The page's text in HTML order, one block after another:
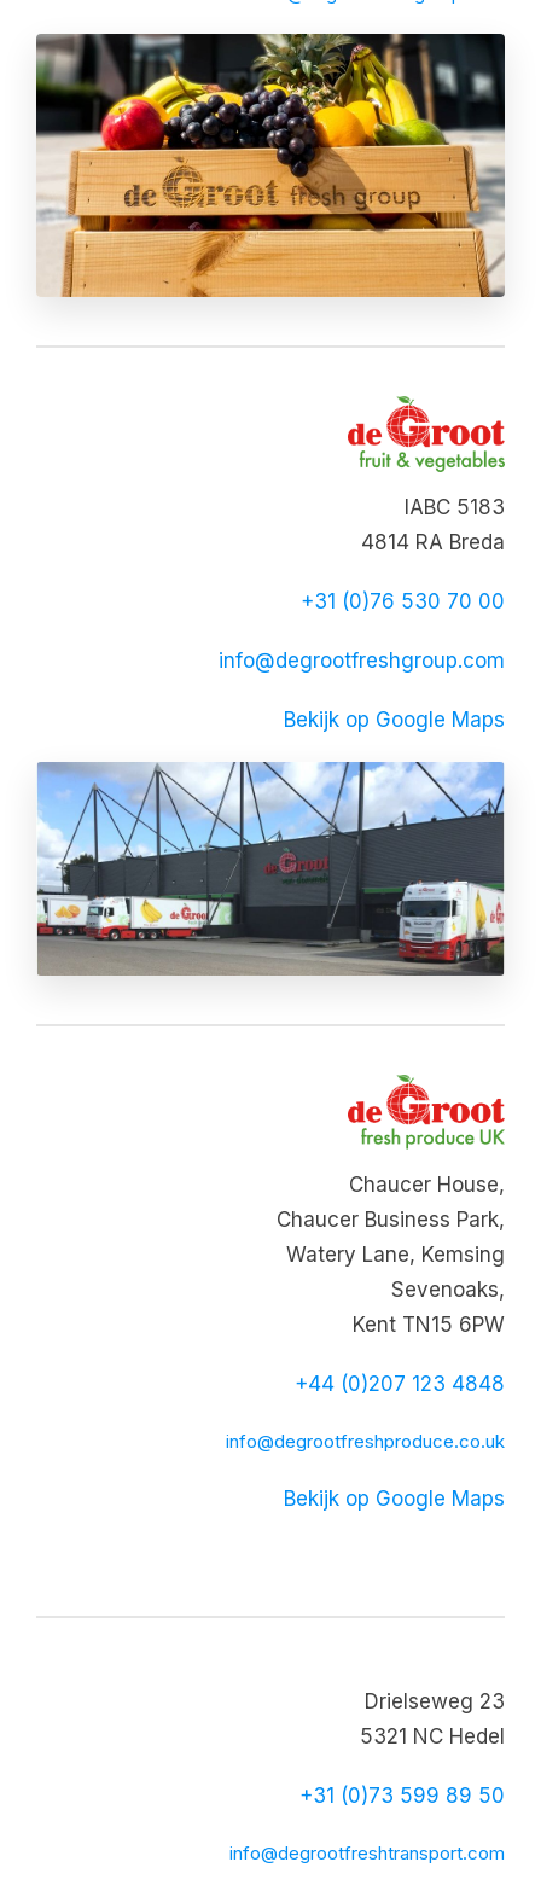
IABC 5183
4814 RA Breda
+31 (0)76 530 70 00
info@degrootfreshgroup.com
Bekijk op Google Maps
Chaucer House,
Chaucer Business Park,
Watery Lane, Kemsing
Sevenoaks,
Kent TN15 6PW
+44 (0)207 123 4848
info@degrootfreshproduce.co.uk
Bekijk op Google Maps
Drielseweg 23
5321 NC Hedel
+31 (0)73 599 89 50
info@degrootfreshtransport.com